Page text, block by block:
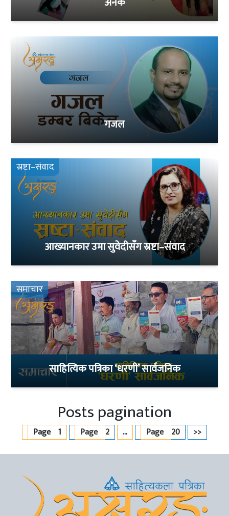
गजल
स्रष्टा–संवाद
आख्यानकार उमा सुवेदीसँग स्रष्टा–संवाद
समाचार
साहित्यिक पत्रिका ‘धरणी’ सार्वजनिक
Posts pagination
Page 1 Page 2 … Page 20 >>